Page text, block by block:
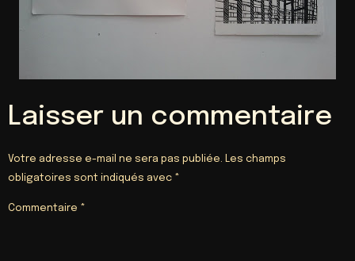
Laisser un commentaire
Votre adresse e-mail ne sera pas publiée.
Les champs
obligatoires sont indiqués avec *
Commentaire *